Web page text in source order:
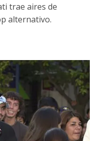
trae aires de
alternativo.